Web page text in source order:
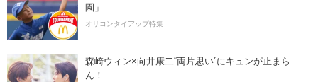
園」
オリコンタイアップ特集
森崎ウィン×向井康二“両片思い”にキュンが止まら
ん！